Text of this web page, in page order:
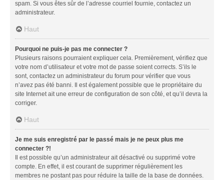
spam. Si vous êtes sûr de l’adresse courriel fournie, contactez un
administrateur.
Haut
Pourquoi ne puis-je pas me connecter ?
Plusieurs raisons pourraient expliquer cela. Premièrement, vérifiez que
votre nom d’utilisateur et votre mot de passe soient corrects. S’ils le
sont, contactez un administrateur du forum pour vérifier que vous
n’avez pas été banni. Il est également possible que le propriétaire du
site Internet ait une erreur de configuration de son côté, et qu’il devra la
corriger.
Haut
Je me suis enregistré par le passé mais je ne peux plus me
connecter ?!
Il est possible qu’un administrateur ait désactivé ou supprimé votre
compte. En effet, il est courant de supprimer régulièrement les
membres ne postant pas pour réduire la taille de la base de données.